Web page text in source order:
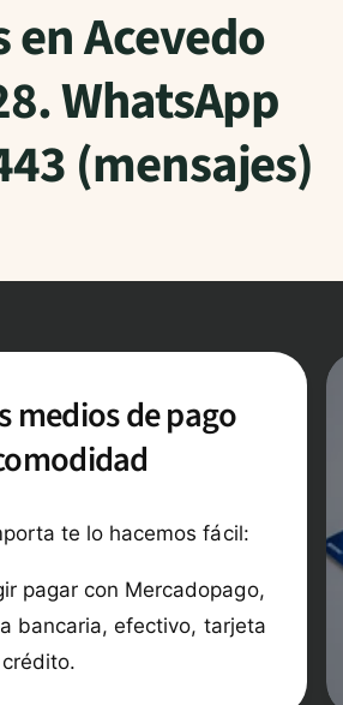
en Acevedo
WhatsApp
(mensajes)
medios de pago
te lo hacemos fácil:
pagar con Mercadopago,
bancaria, efectivo, tarjeta